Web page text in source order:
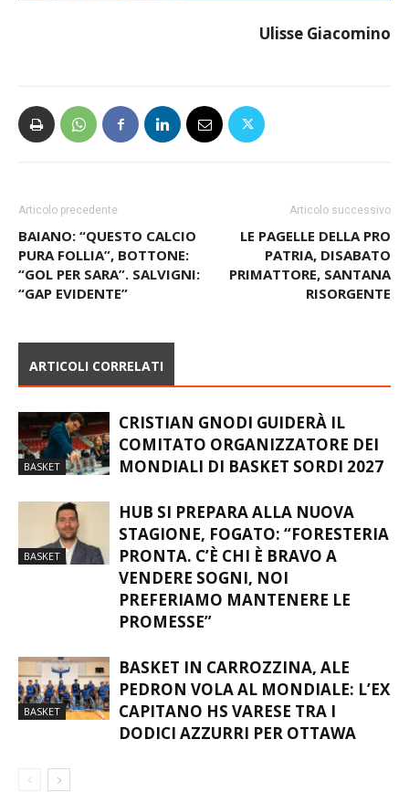
Ulisse Giacomino
Articolo precedente
BAIANO: “QUESTO CALCIO
PURA FOLLIA”, BOTTONE:
“GOL PER SARA”. SALVIGNI:
“GAP EVIDENTE”
Articolo successivo
LE PAGELLE DELLA PRO
PATRIA, DISABATO
PRIMATTORE, SANTANA
RISORGENTE
ARTICOLI CORRELATI
BASKET
CRISTIAN GNODI GUIDERÀ IL
COMITATO ORGANIZZATORE DEI
MONDIALI DI BASKET SORDI 2027
BASKET
HUB SI PREPARA ALLA NUOVA
STAGIONE, FOGATO: “FORESTERIA
PRONTA. C’È CHI È BRAVO A
VENDERE SOGNI, NOI
PREFERIAMO MANTENERE LE
PROMESSE”
BASKET
BASKET IN CARROZZINA, ALE
PEDRON VOLA AL MONDIALE: L’EX
CAPITANO HS VARESE TRA I
DODICI AZZURRI PER OTTAWA